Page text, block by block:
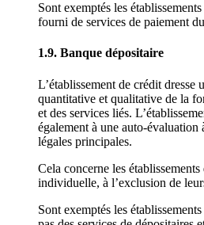
Sont exemptés les
fourni de services de paiement
1.9. Banque dépositaire
L’établissement de crédit dresse
quantitative et qualitative de la
et des services liés.
également à une auto-évaluation
légales principales.
Cela concerne les
individuelle, à l’exclusion de
Sont exemptés les